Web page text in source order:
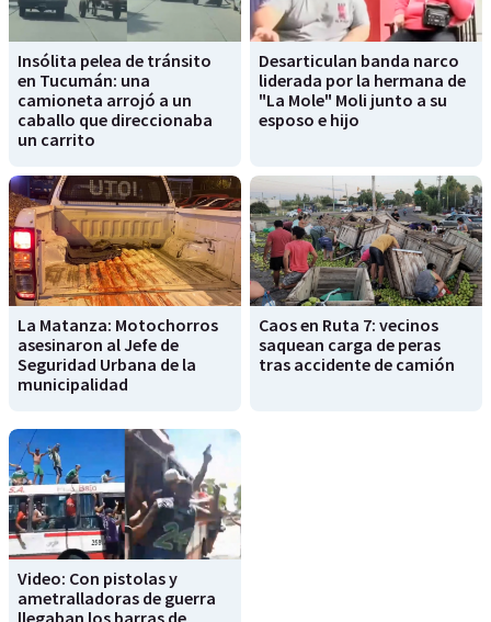
Insólita pelea de tránsito
en Tucumán: una
camioneta arrojó a un
caballo que direccionaba
un carrito
Desarticulan banda narco
liderada por la hermana de
"La Mole" Moli junto a su
esposo e hijo
La Matanza: Motochorros
asesinaron al Jefe de
Seguridad Urbana de la
municipalidad
Caos en Ruta 7: vecinos
saquean carga de peras
tras accidente de camión
Video: Con pistolas y
ametralladoras de guerra